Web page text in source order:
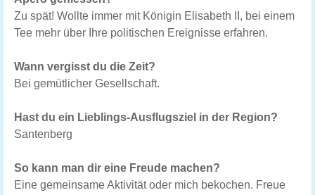
Zu spät! Wollte immer mit Königin Elisabeth II, bei einem
Tee mehr über Ihre politischen Ereignisse erfahren.
Wann vergisst du die Zeit?
Bei gemütlicher Gesellschaft.
Hast du ein Lieblings-Ausflugsziel in der Region?
Santenberg
So kann man dir eine Freude machen?
Eine gemeinsame Aktivität oder mich bekochen. Freue